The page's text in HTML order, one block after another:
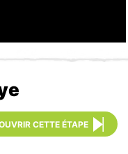
CETTE ÉTAPE